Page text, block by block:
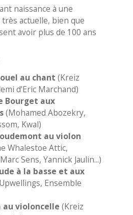
naissance à une
actuelle, bien que
avoir plus de 100 ans
au chant (Kreiz
d’Eric Marchand)
Bourget aux
(Mohamed Abozekry,
Kwal)
au violon
Whalestoe Attic,
Sens, Yannick Jaulin...)
à la basse et aux
Ensemble
au violoncelle (Kreiz